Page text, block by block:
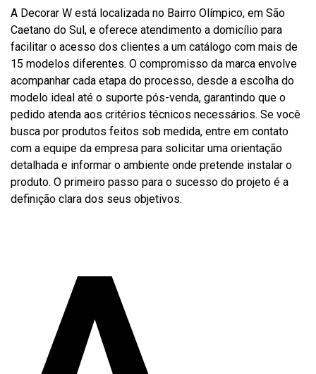
A Decorar W está localizada no Bairro Olímpico, em São
Caetano do Sul, e oferece atendimento a domicílio para
facilitar o acesso dos clientes a um catálogo com mais de
15 modelos diferentes. O compromisso da marca envolve
acompanhar cada etapa do processo, desde a escolha do
modelo ideal até o suporte pós-venda, garantindo que o
pedido atenda aos critérios técnicos necessários. Se você
busca por produtos feitos sob medida, entre em contato
com a equipe da empresa para solicitar uma orientação
detalhada e informar o ambiente onde pretende instalar o
produto. O primeiro passo para o sucesso do projeto é a
definição clara dos seus objetivos.